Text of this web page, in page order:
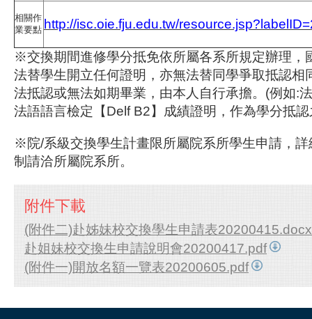
相關作
業要點 http://isc.oie.fju.edu.tw/
※交換期間進修學分抵免依所屬各系所規定辦理，
法替學生開立任何證明，亦無法替同學爭取抵認相
法抵認或無法如期畢業，由本人自行承擔。(例如:
法語語言檢定【Delf B2】成績證明，作為學分抵
※院/系級交換學生計畫限所屬院系所學生申請，
制請洽所屬院系所。
附件下載
(附件二)赴姊妹校交換學生申請表20200415.docx
赴姐妹校交換生申請說明會20200417.pdf
(附件一)開放名額一覽表20200605.pdf